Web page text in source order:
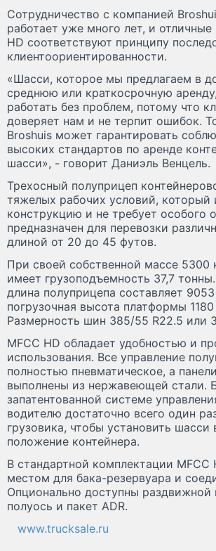
Сотрудничество с компанией
работает уже много лет, и отличные
HD соответствуют принципу
клиентоориентированности.
«Шасси, которое мы предлагаем в
среднюю или краткосрочную
работать без проблем, потому что
доверяет нам и не терпит ошибок.
Broshuis может гарантировать
высоких стандартов по аренде
шасси», - говорит Даниэль Венцель.
Трехосный полуприцеп
тяжелых рабочих условий, который
конструкцию и не требует особого
предназначен для перевозки
длиной от 20 до 45 футов.
При своей собственной массе 5300
имеет грузоподъемность 37,7
длина полуприцепа составляет
погрузочная высота платформы
Размерность шин 385/55 R22.5 или
MFCC HD обладает удобностью и
использования. Все управление
полностью пневматическое, а
выполнены из нержавеющей стали.
запатентованной системе
водителю достаточно всего один
грузовика, чтобы установить шасси
положение контейнера.
В стандартной комплектации MFCC
местом для бака-резервуара и
Опционально доступны раздвижной
полуось и пакет ADR.
www.trucksale.ru